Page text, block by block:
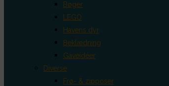
Bøger
LEGO
Havens dyr
Beklædning
Gaveidéer
Diverse
Frø- & zipposer